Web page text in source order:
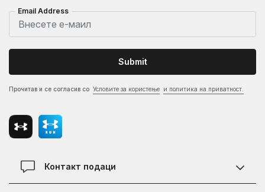
Email Address
Submit
Прочитав и се согласив со Условите за користење и политика на приватност.
Контакт подаци